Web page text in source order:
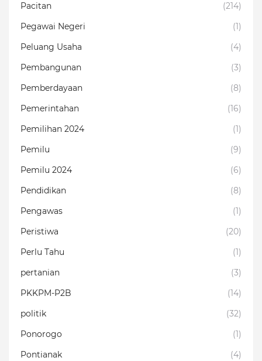
Pacitan
(214)
Pegawai Negeri
(1)
Peluang Usaha
(4)
Pembangunan
(3)
Pemberdayaan
(8)
Pemerintahan
(16)
Pemilihan 2024
(1)
Pemilu
(9)
Pemilu 2024
(6)
Pendidikan
(8)
Pengawas
(1)
Peristiwa
(20)
Perlu Tahu
(1)
pertanian
(3)
PKKPM-P2B
(14)
politik
(32)
Ponorogo
(1)
Pontianak
(4)